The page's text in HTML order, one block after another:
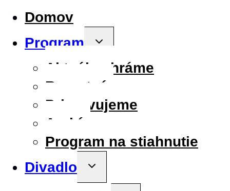
Domov
Program
Toggle
Aktuálne hráme
Repertoár
Pripravujeme
Archív
Program na stiahnutie
Divadlo
Toggle
menu